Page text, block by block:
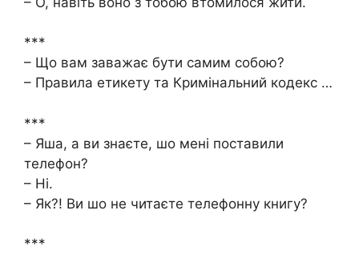
***
– Що вам заважає бути самим собою?
– Правила етикету та Кримінальний кодекс …
***
– Яша, а ви знаєте, шо мені поставили
телефон?
– Ні.
– Як?! Ви шо не читаєте телефонну книгу?
***